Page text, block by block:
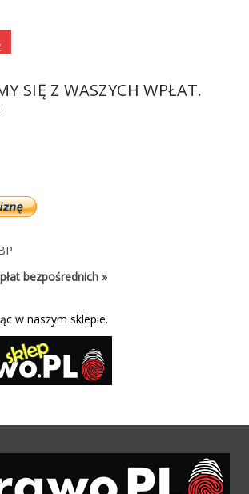
SIĘ Z WASZYCH WPŁAT.
bezpośrednich »
w naszym sklepie.